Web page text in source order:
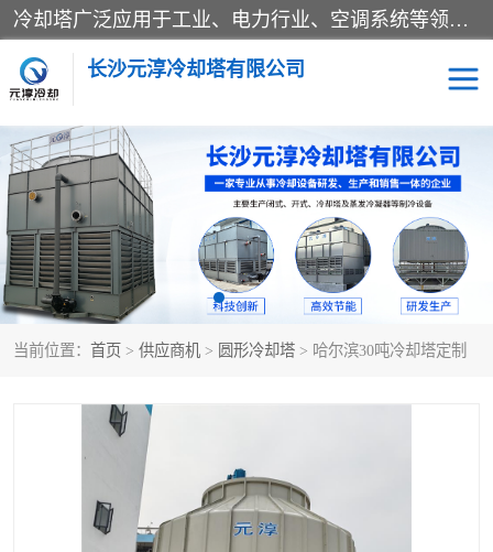
冷却塔广泛应用于工业、电力行业、空调系统等领域。在电力行业中，用于冷却发电机组的循环水；在工业生产中，如化工、冶金等行业，可降低生产过程中产生的热量；在空调系统中，为空调设备提供冷却水源
长沙元淳冷却塔有限公司
当前位置： 首页 > 供应商机 > 圆形冷却塔 > 哈尔滨30吨冷却塔定制
方形开式冷却塔 圆形冷却塔
闭式冷却塔 水箱
电控箱 水泵
板式换热器